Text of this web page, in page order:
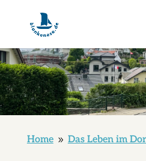
Home 9 Das Leben im